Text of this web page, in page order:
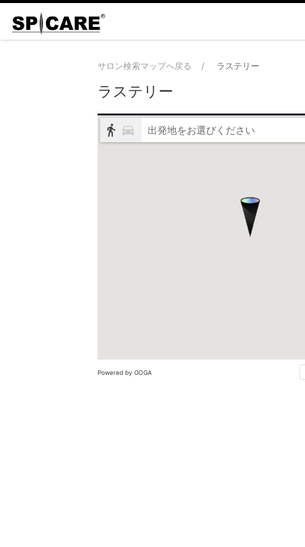
サロン検索マップへ戻る ラステリー
ラステリー
出発地をお選びください
Powered by GOGA